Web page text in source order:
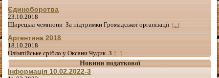
Єдиноборства
23.10.2018
Щирецькі чемпіони За підтримки Громадської організації [...]
Аргентина 2018
18.10.2018
Олімпійське срібло у Оксани Чудик З [...]
Новини податкової
Інформація 10.02.2022-3